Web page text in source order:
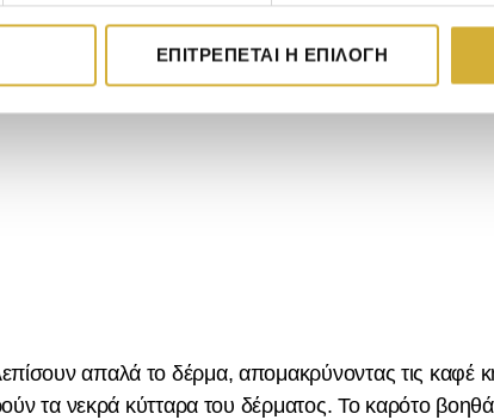
ΕΠΙΤΡΈΠΕΤΑΙ Η ΕΠΙΛΟΓΉ
καθαρό και στεγνό πρόσωπο. Αφήνετε 20’ να δράσει,
τη λιπαρότητα και να καθαρίσετε τους
απαλά το δέρμα, απομακρύνοντας τις καφέ
τα νεκρά κύτταρα του δέρματος. Το καρότο